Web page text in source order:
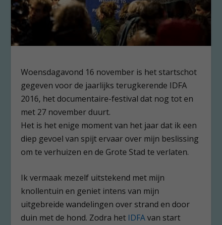
Woensdagavond 16 november is het startschot
gegeven voor de jaarlijks terugkerende IDFA
2016, het documentaire-festival dat nog tot en
met 27 november duurt.
Het is het enige moment van het jaar dat ik een
diep gevoel van spijt ervaar over mijn beslissing
om te verhuizen en de Grote Stad te verlaten.
Ik vermaak mezelf uitstekend met mijn
knollentuin en geniet intens van mijn
uitgebreide wandelingen over strand en door
duin met de hond. Zodra het IDFAvan start